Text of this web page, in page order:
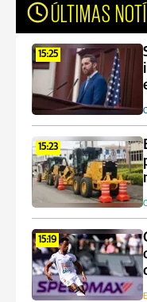
ÚLTIMAS
15:25
15:23
15:19